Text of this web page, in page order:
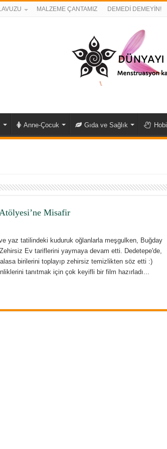
MALZEME ÇANTAMIZ DEMEDİ DEMEYİN!
Anne-Çocuk Gıda ve Sağlık Hobi
Misafir
yaz tatilindeki kuduruk oğlanlarla meşgulken, Buğday
Ev tariflerini yaymaya devam etti. Dedetepe'de,
birilerini toplayıp zehirsiz temizlikten söz etti :)
tanıtmak için çok keyifli bir film hazırladı...